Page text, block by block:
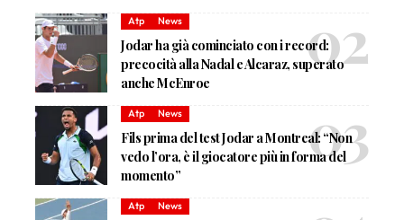
Atp News
Jodar ha già cominciato con i record:
precocità alla Nadal e Alcaraz, superato
anche McEnroe
Atp News
Fils prima del test Jodar a Montreal: “Non
vedo l’ora, è il giocatore più in forma del
momento”
Atp News